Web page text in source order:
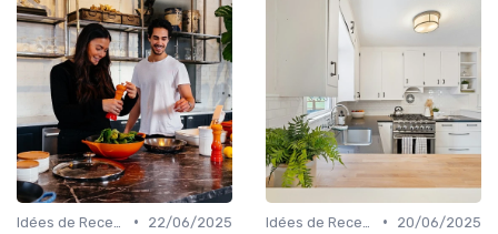
•
22/06/2025
•
20/06/2025